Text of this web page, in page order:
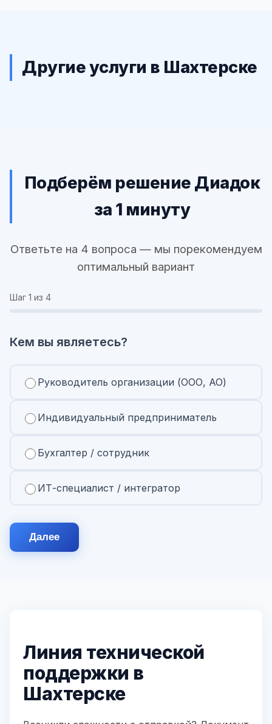
Другие услуги в Шахтерске
Подберём решение Диадок
за 1 минуту
Ответьте на 4 вопроса — мы порекомендуем
оптимальный вариант
Шаг 1 из 4
Кем вы являетесь?
Руководитель организации (ООО, АО)
Индивидуальный предприниматель
Бухгалтер / сотрудник
ИТ-специалист / интегратор
Далее
Линия технической
поддержки в
Шахтерске